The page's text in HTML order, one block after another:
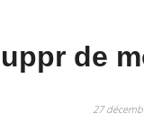
de
27